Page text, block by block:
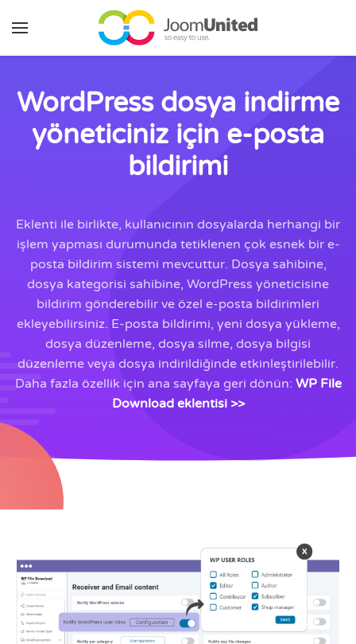
Ana içeriğe geç
WordPress dosya indirme
yöneticiniz için e-posta
bildirimi
Eklenti ile birlikte, kullanıcının dosyalarda herhangi bir
işlem yapması durumunda tetiklenen çok esnek bir e-
posta bildirim sistemi mevcuttur. Dosya sahibine,
dosya kategorisi sahibine, WordPress yöneticisine
bildirim gönderebilir ve özel e-posta bildirimleri
ekleyebilirsiniz. E-posta bildirimi, yeni dosya yükleme,
dosya düzenleme, dosya silme, dosya bilgisi
düzenleme veya dosya indirildiğinde etkinleştirilebilir.
Daha fazla özellik için ana sayfaya geri dönün: WP File
Download eklentisi >>